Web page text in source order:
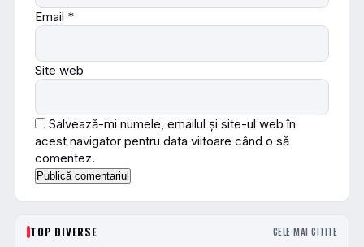
Email *
Site web
Salvează-mi numele, emailul și site-ul web în
acest navigator pentru data viitoare când o să
comentez.
TOP DIVERSE CELE MAI CITITE